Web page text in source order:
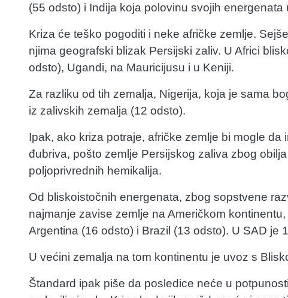
(55 odsto) i Indija koja polovinu svojih
Kriza će teško pogoditi i neke afričke zemlje.
njima geografski blizak Persijski zaliv. U Africi
odsto), Ugandi, na Mauricijusu i u Keniji.
Za razliku od tih zemalja, Nigerija, koja je sama
iz zalivskih zemalja (12 odsto).
Ipak, ako kriza potraje, afričke zemlje bi mogle
đubriva, pošto zemlje Persijskog zaliva zbog
poljoprivrednih hemikalija.
Od bliskoistočnih energenata, zbog sopstvene
najmanje zavise zemlje na Američkom
Argentina (16 odsto) i Brazil (13 odsto). U SAD je
U većini zemalja na tom kontinentu je uvoz s
Štandard ipak piše da posledice neće u